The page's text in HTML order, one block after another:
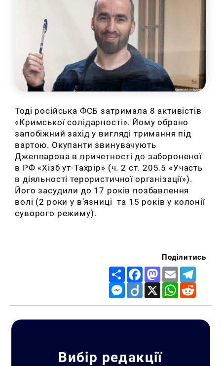
Тоді російська ФСБ затримала 8 активістів
«Кримської солідарності». Йому обрано
запобіжний захід у вигляді тримання під
вартою. Окупанти звинувачують
Джеппарова в причетності до забороненої
в РФ «Хізб ут-Тахрір» (ч. 2 ст. 205.5 «Участь
в діяльності терористичної організації»).
Його засудили до 17 років позбавлення
волі (2 роки у в’язниці та 15 років у колонії
суворого режиму).
Поділитись
Share FacebookMastodon
Email
Messenger
Diigo X WhatsApp
Вибір редакції